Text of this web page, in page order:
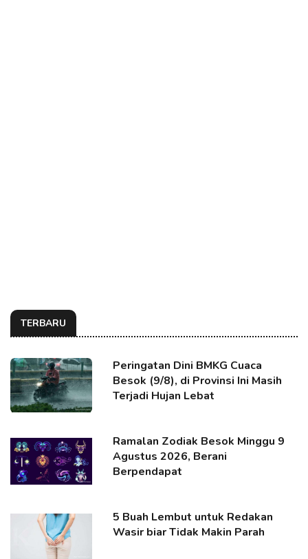
TERBARU
Peringatan Dini BMKG Cuaca
Besok (9/8), di Provinsi Ini Masih
Terjadi Hujan Lebat
Ramalan Zodiak Besok Minggu 9
Agustus 2026, Berani
Berpendapat
5 Buah Lembut untuk Redakan
Wasir biar Tidak Makin Parah